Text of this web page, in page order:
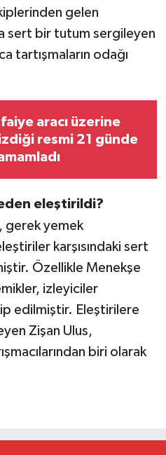
gelen
sert bir tutum sergileyen
tartışmaların odağı
aracı üzerine
resmi 21 günde
eleştirildi?
gerek yemek
karşısındaki sert
Özellikle Menekşe
izleyiciler
edilmiştir. Eleştirilere
Zişan Ulus,
biri olarak